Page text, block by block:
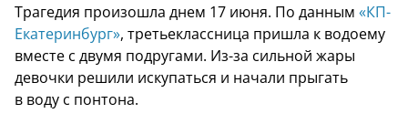
Трагедия произошла днем 17 июня. По данным «КП-
Екатеринбург», третьеклассница пришла к водоему
вместе с двумя подругами. Из-за сильной жары
девочки решили искупаться и начали прыгать
в воду с понтона.